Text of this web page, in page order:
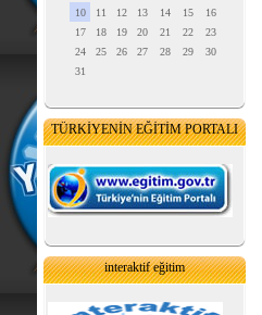
10
11 12 13 14 15
16
17
18 19 20 21 22
23
24
25 26 27 28 29
30
31
TÜRKİYENİN EĞİTİM PORTALI
interaktif eğitim